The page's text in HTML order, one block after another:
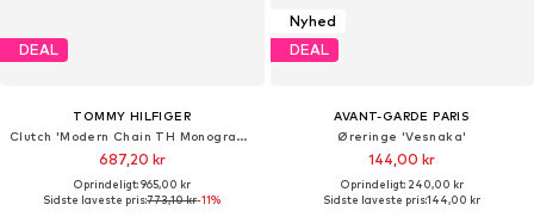
DEAL
TOMMY HILFIGER
Clutch 'Modern Chain TH Monogram Clasp Clutch'
687,20 kr
Oprindeligt: 965,00 kr
Sidste laveste pris:773,10 kr-11%
Nyhed
DEAL
AVANT-GARDE PARIS
Øreringe 'Vesnaka'
144,00 kr
Oprindeligt: 240,00 kr
Sidste laveste pris:144,00 kr